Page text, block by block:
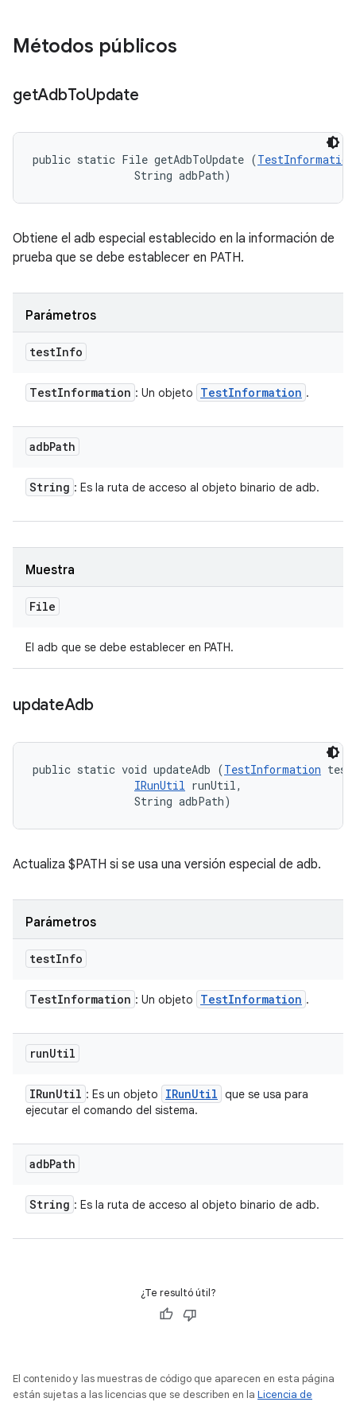
Métodos públicos
getAdbToUpdate
public static File getAdbToUpdate (TestInformation
                String adbPath)
Obtiene el adb especial establecido en la información de
prueba que se debe establecer en PATH.
Parámetros
testInfo
TestInformation : Un objeto TestInformation .
adbPath
String : Es la ruta de acceso al objeto binario de adb.
Muestra
File
El adb que se debe establecer en PATH.
updateAdb
public static void updateAdb (TestInformation
IRunUtil runUtil,
                String adbPath)
Actualiza $PATH si se usa una versión especial de adb.
Parámetros
testInfo
TestInformation : Un objeto TestInformation .
runUtil
IRunUtil : Es un objeto IRunUtil que se usa para
ejecutar el comando del sistema.
adbPath
String : Es la ruta de acceso al objeto binario de adb.
¿Te resultó útil?
El contenido y las muestras de código que aparecen en esta página
están sujetas a las licencias que se describen en la Licencia de